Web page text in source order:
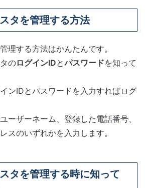
タを管理する方法
理する方法はかんたんです。
のログインIDとパスワードを知って
ンIDとパスワードを入力すればログ
ーザーネーム、登録した電話番号、
スのいずれかを入力します。
タを管理する時に知って